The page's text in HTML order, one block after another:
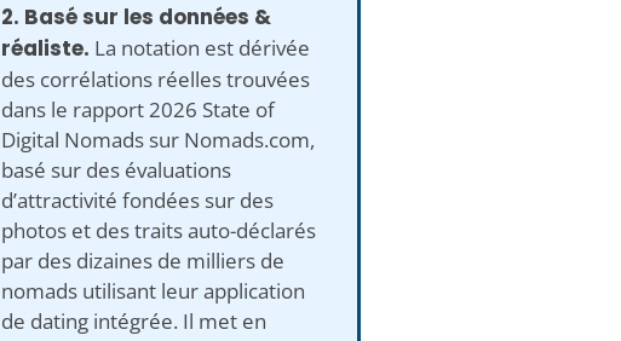
2. Basé sur les données &
réaliste. La notation est dérivée
des corrélations réelles trouvées
dans le rapport 2026 State of
Digital Nomads sur Nomads.com,
basé sur des évaluations
d’attractivité fondées sur des
photos et des traits auto-déclarés
par des dizaines de milliers de
nomads utilisant leur application
de dating intégrée. Il met en